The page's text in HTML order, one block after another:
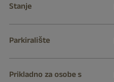
Stanje
Parkiralište
Prikladno za osobe s